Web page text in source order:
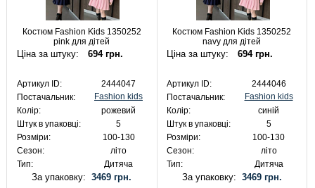
Костюм Fashion Kids 1350252
pink для дітей
Ціна за штуку: 694 грн.
Артикул ID:
2444047
Постачальник:
Fashion kids
Колір:
рожевий
Штук в упаковці:
5
Розміри:
100-130
Сезон:
літо
Тип:
Дитяча
За упаковку:3469 грн.
Костюм Fashion Kids 1350252
navy для дітей
Ціна за штуку: 694 грн.
Артикул ID:
2444046
Постачальник:
Fashion kids
Колір:
синій
Штук в упаковці:
5
Розміри:
100-130
Сезон:
літо
Тип:
Дитяча
За упаковку: 3469 грн.